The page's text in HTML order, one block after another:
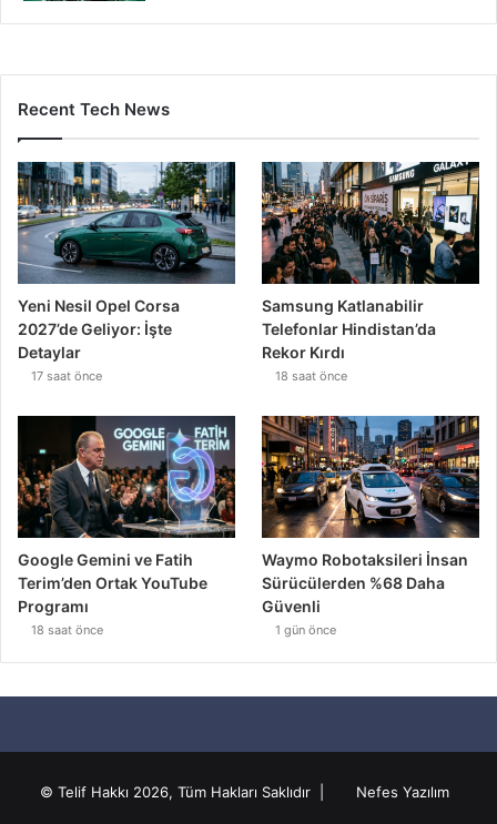
Recent Tech News
Yeni Nesil Opel Corsa
2027’de Geliyor: İşte
Detaylar
17 saat önce
Samsung Katlanabilir
Telefonlar Hindistan’da
Rekor Kırdı
18 saat önce
Google Gemini ve Fatih
Terim’den Ortak YouTube
Programı
18 saat önce
Waymo Robotaksileri İnsan
Sürücülerden %68 Daha
Güvenli
1 gün önce
© Telif Hakkı 2026, Tüm Hakları Saklıdır | Nefes Yazılım